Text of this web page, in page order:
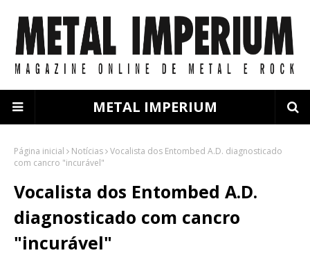
METAL IMPERIUM
Página inicial Notícias Vocalista dos Entombed A.D. diagnosticado
com cancro "incurável"
Vocalista dos Entombed A.D.
diagnosticado com cancro
"incurável"